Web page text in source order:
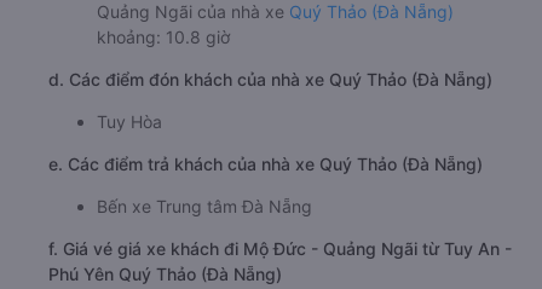
c. Lộ trình, giờ khởi hành và giờ kết thúc của xe khách Quý
Thảo (Đà Nẵng)
Giờ xuất phát ở Tuy An - Phú Yên: 22:30
Thời gian chạy từ Tuy An - Phú Yên đi Mộ Đức -
Quảng Ngãi của nhà xe